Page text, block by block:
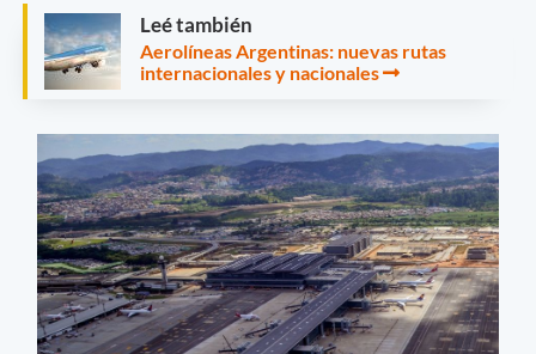
Leé también
Aerolíneas Argentinas: nuevas rutas
internacionales y nacionales